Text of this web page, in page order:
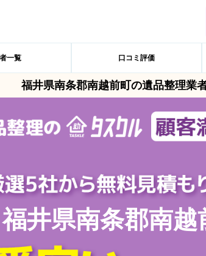
一覧 口コミ評価
福井県南条郡南越前町の遺品整理業
福井県南条郡南越